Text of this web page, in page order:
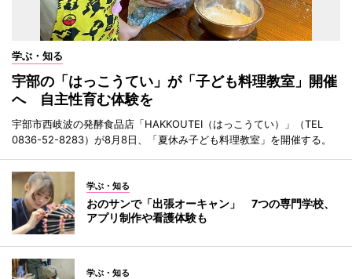
学ぶ・知る
宇部の「はっこうてい」が「子ども料理教室」開催
へ 自主性育む体験を
宇部市西岐波の発酵食品店「HAKKOUTEI（はっこうてい）」（TEL
0836-52-8283）が8月8日、「夏休み子ども料理教室」を開催する。
学ぶ・知る
おのサンで「出張オーキャン」 7つの専門学校、
アプリ制作や看護体験も
学ぶ・知る